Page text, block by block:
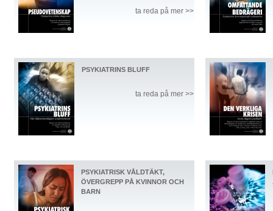
ta reda på mer >>
PSYKIATRINS BLUFF
ta reda på mer >>
PSYKIATRISK VÅLDTÄKT,
ÖVERGREPP PÅ KVINNOR OCH
BARN